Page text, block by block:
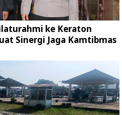
ke Keraton
Sinergi Jaga Kamtibmas